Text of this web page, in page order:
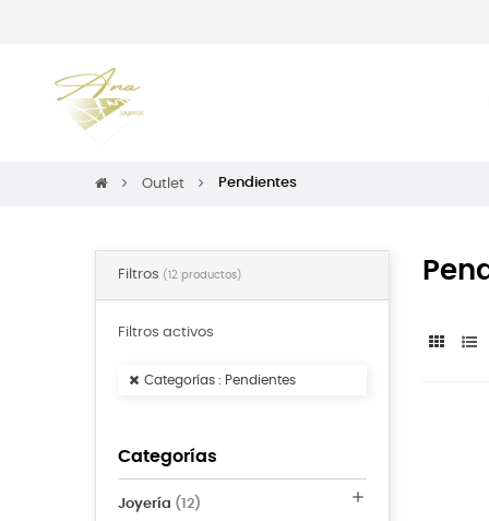
Outlet Pendientes
Filtros (12 productos)
Filtros activos
Categorías : Pendientes
Categorías

Joyería (12)